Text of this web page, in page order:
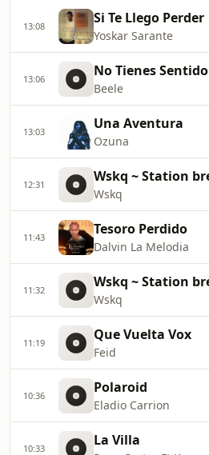
13:08 Si Te Llego Perder
Yoskar Sarante
13:06 No Tienes Sentido
Beele
13:03 Una Aventura
Ozuna
12:31
Wskq
11:43 Tesoro Perdido
Dalvin La Melodia
11:32
Wskq
11:19 Que Vuelta Vox
Feid
10:36 Polaroid
Eladio Carrion
10:33 La Villa